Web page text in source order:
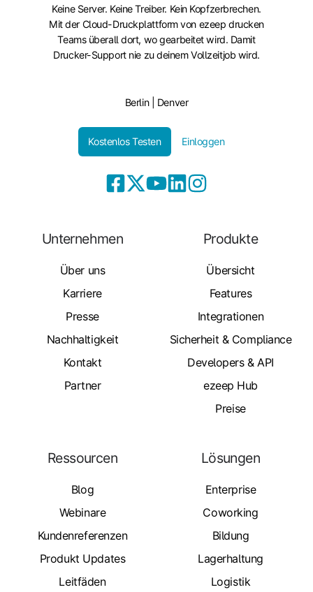
Keine Server. Keine Treiber. Kein Kopfzerbrechen.
Mit der Cloud-Druckplattform von ezeep drucken
Teams überall dort, wo gearbeitet wird. Damit
Drucker-Support nie zu deinem Vollzeitjob wird.
Berlin | Denver
Kostenlos Testen Einloggen
Unternehmen
Über uns
Karriere
Presse
Nachhaltigkeit
Kontakt
Partner
Produkte
Übersicht
Features
Integrationen
Sicherheit & Compliance
Developers & API
ezeep Hub
Preise
Ressourcen
Blog
Webinare
Kundenreferenzen
Produkt Updates
Leitfäden
Lösungen
Enterprise
Coworking
Bildung
Lagerhaltung
Logistik